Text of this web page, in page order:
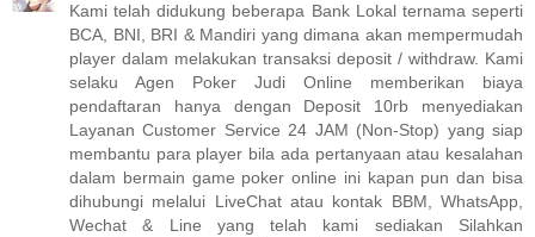
Kami telah didukung beberapa Bank Lokal ternama seperti
BCA, BNI, BRI & Mandiri yang dimana akan mempermudah
player dalam melakukan transaksi deposit / withdraw. Kami
selaku Agen Poker Judi Online memberikan biaya
pendaftaran hanya dengan Deposit 10rb menyediakan
Layanan Customer Service 24 JAM (Non-Stop) yang siap
membantu para player bila ada pertanyaan atau kesalahan
dalam bermain game poker online ini kapan pun dan bisa
dihubungi melalui LiveChat atau kontak BBM, WhatsApp,
Wechat & Line yang telah kami sediakan Silahkan